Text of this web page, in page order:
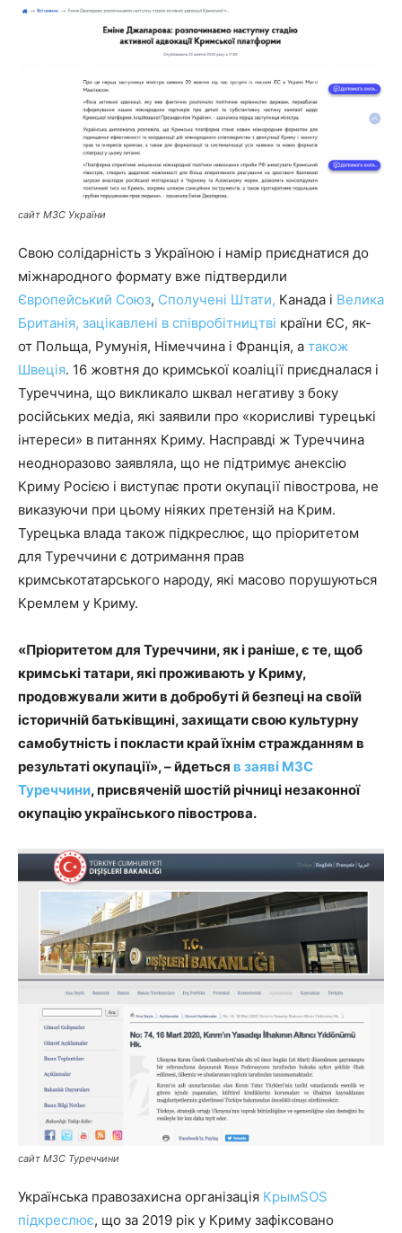
сайт МЗС України
Свою солідарність з Україною і намір приєднатися до
міжнародного формату вже підтвердили
Європейський Союз, Сполучені Штати, Канада і Велика
Британія, зацікавлені в співробітництві країни ЄС, як-
от Польща, Румунія, Німеччина і Франція, а також
Швеція. 16 жовтня до кримської коаліції приєдналася і
Туреччина, що викликало шквал негативу з боку
російських медіа, які заявили про «корисливі турецькі
інтереси» в питаннях Криму. Насправді ж Туреччина
неодноразово заявляла, що не підтримує анексію
Криму Росією і виступає проти окупації півострова, не
виказуючи при цьому ніяких претензій на Крим.
Турецька влада також підкреслює, що пріоритетом
для Туреччини є дотримання прав
кримськотатарського народу, які масово порушуються
Кремлем у Криму.
«Пріоритетом для Туреччини, як і раніше, є те, щоб
кримські татари, які проживають у Криму,
продовжували жити в добробуті й безпеці на своїй
історичній батьківщині, захищати свою культурну
самобутність і покласти край їхнім стражданням в
результаті окупації», – йдеться в заяві МЗС
Туреччини, присвяченій шостій річниці незаконної
окупацію українського півострова.
сайт МЗС Туреччини
Українська правозахисна організація КрымSOS
підкреслює, що за 2019 рік у Криму зафіксовано